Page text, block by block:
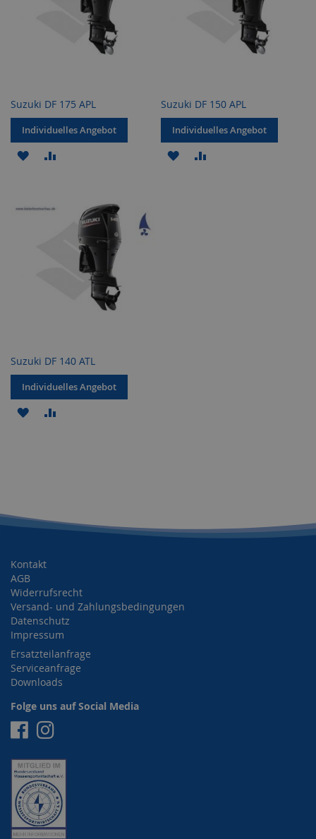
Suzuki DF 175 APL
Individuelles Angebot
ZUR
HINZUFÜGEN
HINZUFÜGEN
Suzuki DF 150 APL
Individuelles Angebot
ZUR
Suzuki DF 140 ATL
Individuelles Angebot
ZUR
Kontakt
AGB
Widerrufsrecht
Versand- und Zahlungsbedingungen
Datenschutz
Impressum
Ersatzteilanfrage
Serviceanfrage
Downloads
Folge uns auf Social Media
Facebook
Instagram